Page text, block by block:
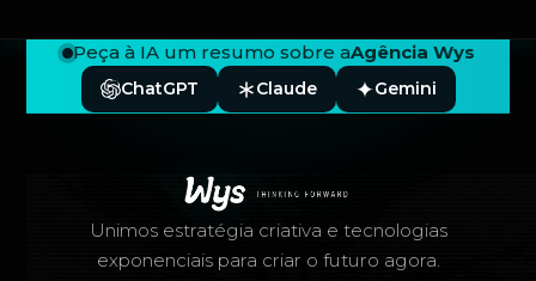
Peça à IA um resumo sobre aAgência Wys
ChatGPT Claude Gemini
Unimos estratégia criativa e tecnologias
exponenciais para criar o futuro agora.